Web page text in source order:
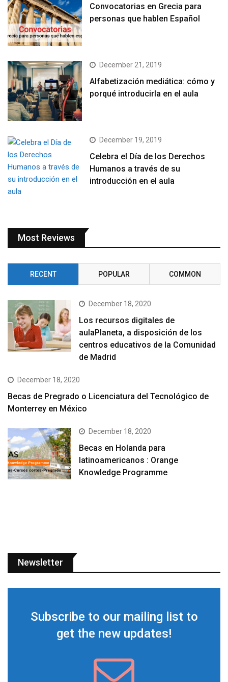
Convocatorias en Grecia para
personas que hablen Español
December 21, 2019
Alfabetización mediática: cómo y
porqué introducirla en el aula
December 19, 2019
Celebra el Día de los Derechos
Humanos a través de su
introducción en el aula
Most Reviews
RECENT POPULAR COMMON
December 18, 2020
Los recursos digitales de
aulaPlaneta, a disposición de los
centros educativos de la Comunidad
de Madrid
December 18, 2020
Becas de Pregrado o Licenciatura del Tecnológico de
Monterrey en México
December 18, 2020
Becas en Holanda para
latinoamericanos : Orange
Knowledge Programme
Newsletter
Subscribe to our mailing list to
get the new updates!